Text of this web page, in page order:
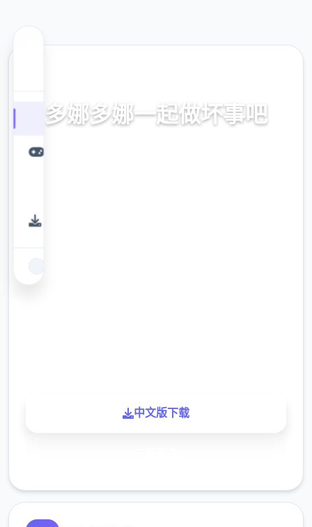
多娜多娜一起做坏事吧
官对着普通话，中文获取，中文入口，授权入
中文版下载